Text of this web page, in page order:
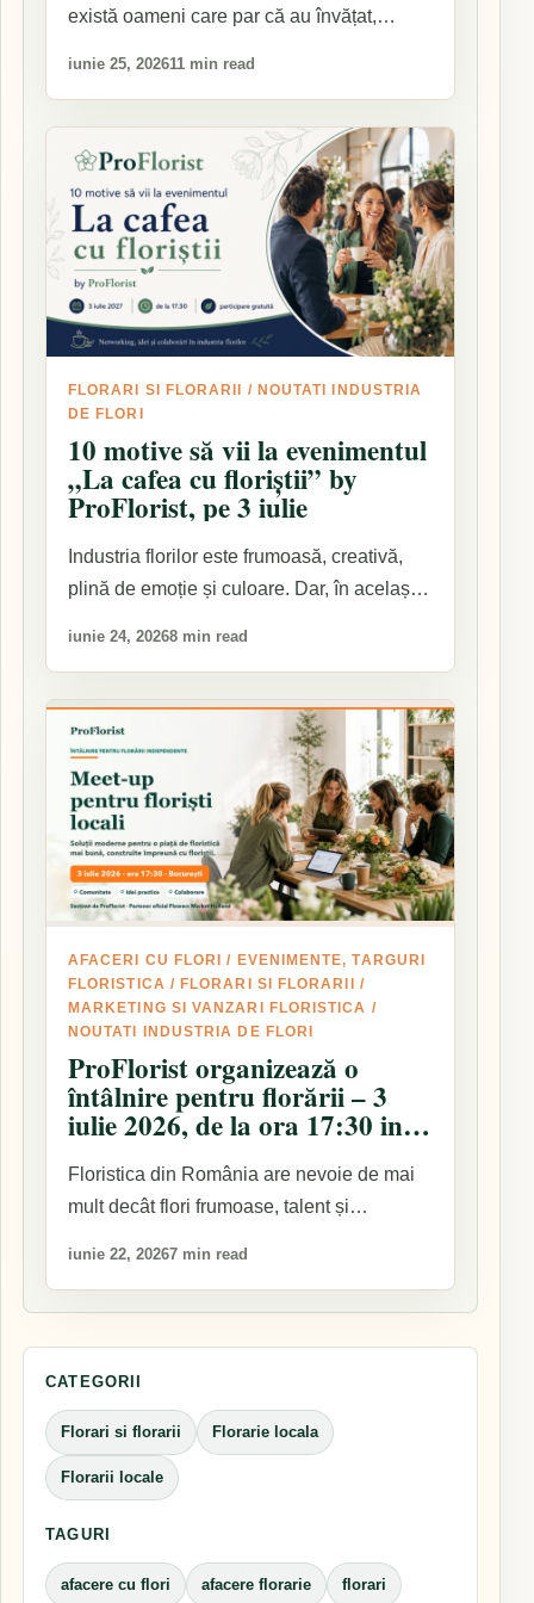
există oameni care par că au învățat,…
iunie 25, 202611 min read
FLORARI SI FLORARII / NOUTATI INDUSTRIA
DE FLORI
10 motive să vii la evenimentul
„La cafea cu floriștii” by
ProFlorist, pe 3 iulie
Industria florilor este frumoasă, creativă,
plină de emoție și culoare. Dar, în același
iunie 24, 20268 min read
AFACERI CU FLORI / EVENIMENTE, TARGURI
FLORISTICA / FLORARI SI FLORARII
/
MARKETING SI VANZARI FLORISTICA /
NOUTATI INDUSTRIA DE FLORI
ProFlorist organizează o
întâlnire pentru florării – 3
iulie 2026, de la ora 17:30 in
Floristica din România are nevoie de mai
mult decât flori frumoase, talent și
iunie 22, 20267 min read
CATEGORII
Florari si florarii Florarie locala
Florarii locale
TAGURI
afacere cu flori afacere florarie florari